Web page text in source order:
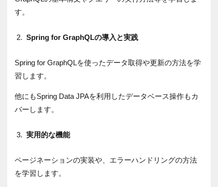
す。
Spring for GraphQLの導入と実践
Spring for GraphQLを使ったデータ取得や更新の方法を学
習します。
他にもSpring Data JPAを利用したデータベース操作もカ
バーします。
実用的な機能
ページネーションの実装や、エラーハンドリングの方法
を学習します。